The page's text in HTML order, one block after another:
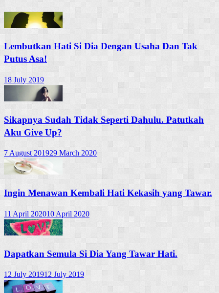
Lembutkan Hati Si Dia Dengan Usaha Dan Tak
Putus Asa!
18 July 2019
Sikapnya Sudah Tidak Seperti Dahulu. Patutkah
Aku Give Up?
7 August 201929 March 2020
Ingin Menawan Kembali Hati Kekasih yang Tawar.
11 April 202010 April 2020
Dapatkan Semula Si Dia Yang Tawar Hati.
12 July 201912 July 2019